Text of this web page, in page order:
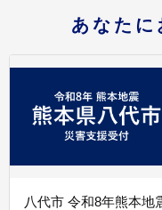
あなたに
八代市 令和8年熊本地